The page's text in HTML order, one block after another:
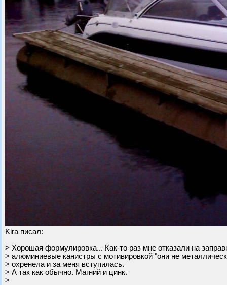
Kira писал:
> Хорошая формулировка... Как-то раз мне отказали на
> алюминиевые канистры с мотивировкой "они не
> охренела и за меня вступилась.
> А так как обычно. Магний и цинк.
>